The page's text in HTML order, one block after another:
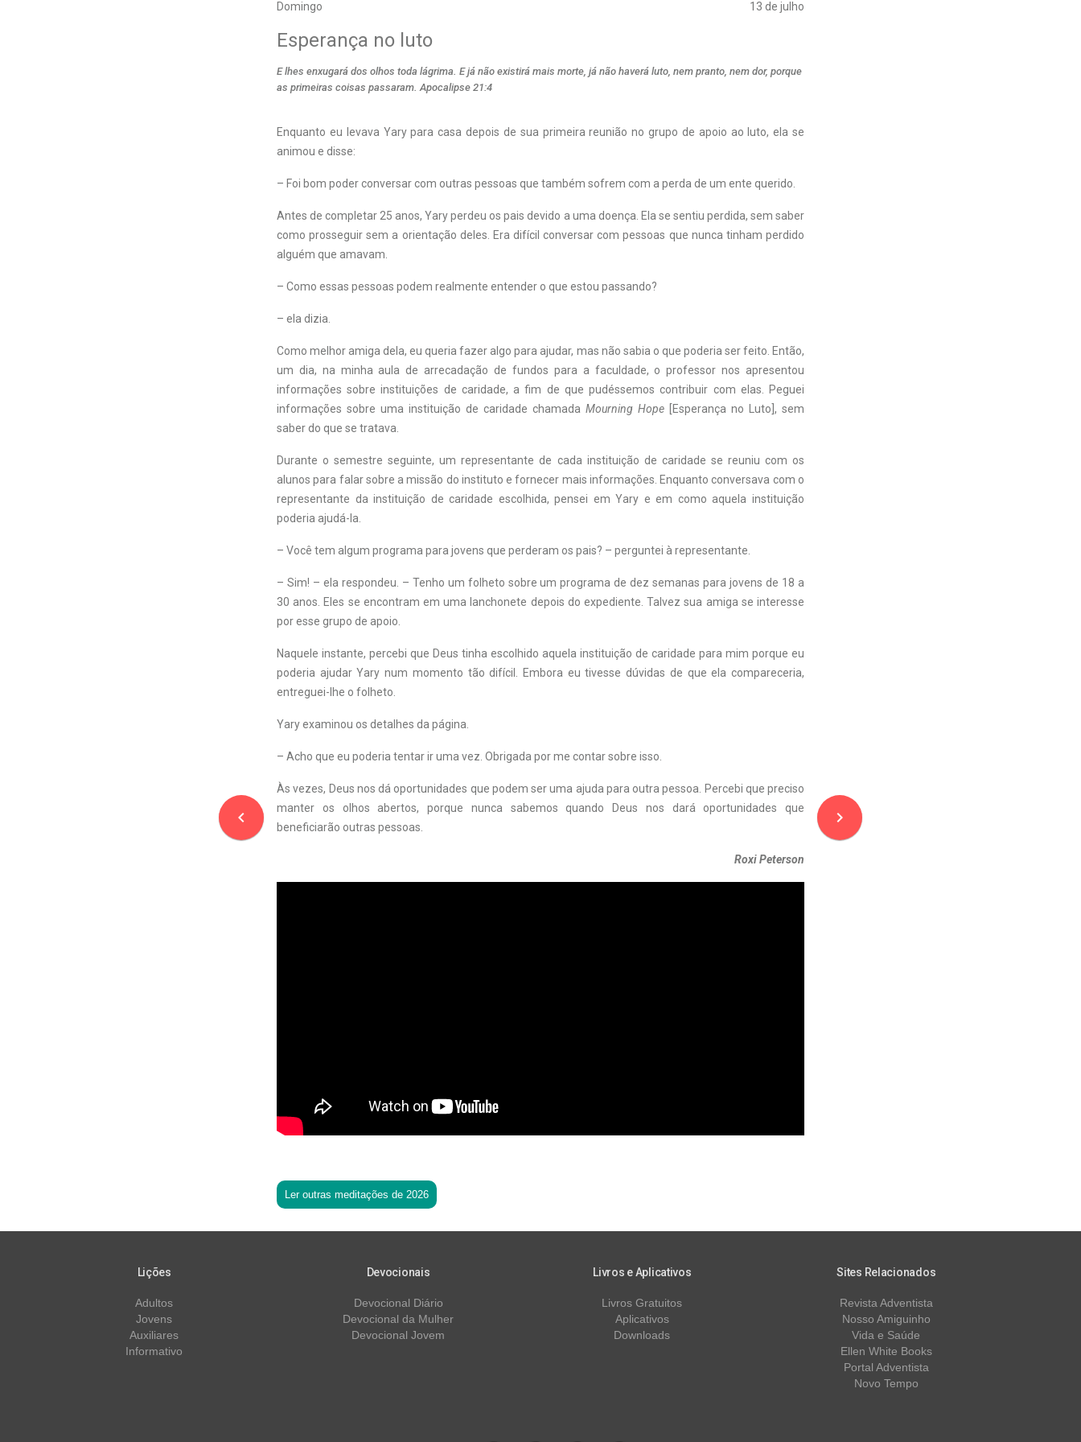
Domingo 13 de julho
navigate_before
Esperança no luto
E lhes enxugará dos olhos toda lágrima. E já não existirá mais morte, já não haverá luto, nem pranto, nem dor, porque
as primeiras coisas passaram. Apocalipse 21:4
Enquanto eu levava Yary para casa depois de sua primeira reunião no grupo de apoio ao luto, ela se
animou e disse:
– Foi bom poder conversar com outras pessoas que também sofrem com a perda de um ente querido.
Antes de completar 25 anos, Yary perdeu os pais devido a uma doença. Ela se sentiu perdida, sem saber
como prosseguir sem a orientação deles. Era difícil conversar com pessoas que nunca tinham perdido
alguém que amavam.
– Como essas pessoas podem realmente entender o que estou passando?
– ela dizia.
Como melhor amiga dela, eu queria fazer algo para ajudar, mas não sabia o que poderia ser feito. Então,
um dia, na minha aula de arrecadação de fundos para a faculdade, o professor nos apresentou
informações sobre instituições de caridade, a fim de que pudéssemos contribuir com elas. Peguei
informações sobre uma instituição de caridade chamada Mourning Hope [Esperança no Luto], sem
saber do que se tratava.
Durante o semestre seguinte, um representante de cada instituição de caridade se reuniu com os
alunos para falar sobre a missão do instituto e fornecer mais informações. Enquanto conversava com o
representante da instituição de caridade escolhida, pensei em Yary e em como aquela instituição
poderia ajudá-la.
– Você tem algum programa para jovens que perderam os pais? – perguntei à representante.
– Sim! – ela respondeu. – Tenho um folheto sobre um programa de dez semanas para jovens de 18 a
30 anos. Eles se encontram em uma lanchonete depois do expediente. Talvez sua amiga se interesse
por esse grupo de apoio.
Naquele instante, percebi que Deus tinha escolhido aquela instituição de caridade para mim porque eu
poderia ajudar Yary num momento tão difícil. Embora eu tivesse dúvidas de que ela compareceria,
entreguei-lhe o folheto.
Yary examinou os detalhes da página.
– Acho que eu poderia tentar ir uma vez. Obrigada por me contar sobre isso.
Às vezes, Deus nos dá oportunidades que podem ser uma ajuda para outra pessoa. Percebi que preciso
manter os olhos abertos, porque nunca sabemos quando Deus nos dará oportunidades que
beneficiarão outras pessoas.
Roxi Peterson
Ler outras meditações de 2026
navigate_next
Lições
Adultos
Jovens
Auxiliares
Informativo
Devocionais
Devocional Diário
Devocional da Mulher
Devocional Jovem
Livros e Aplicativos
Livros Gratuitos
Aplicativos
Downloads
Sites Relacionados
Revista Adventista
Nosso Amiguinho
Vida e Saúde
Ellen White Books
Portal Adventista
Novo Tempo